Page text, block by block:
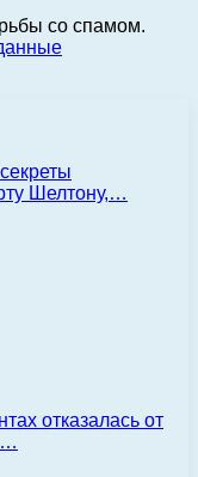
со спамом.
Шелтону,…
отказалась от